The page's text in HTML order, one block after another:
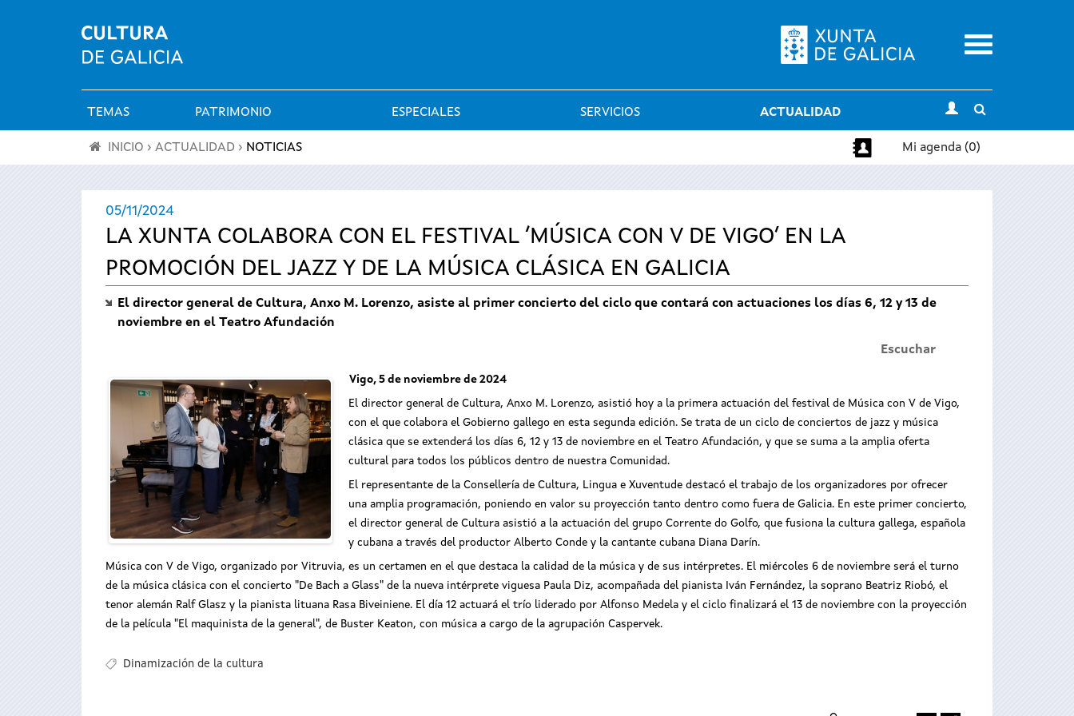
Menu
Menú
principal
TEMAS PATRIMONIO ESPECIALES SERVICIOS ACTUALIDAD
search
encuentra
aquí
INICIO › ACTUALIDAD › NOTICIAS Mi agenda (0)
05/11/2024
LA XUNTA COLABORA CON EL FESTIVAL ‘MÚSICA CON V DE VIGO’ EN LA
PROMOCIÓN DEL JAZZ Y DE LA MÚSICA CLÁSICA EN GALICIA
El director general de Cultura, Anxo M. Lorenzo, asiste al primer concierto del ciclo que contará con actuaciones los días 6, 12 y 13 de
noviembre en el Teatro Afundación
Escuchar
Vigo, 5 de noviembre de 2024
El director general de Cultura, Anxo M. Lorenzo, asistió hoy a la primera actuación del festival de Música con V de Vigo,
con el que colabora el Gobierno gallego en esta segunda edición. Se trata de un ciclo de conciertos de jazz y música
clásica que se extenderá los días 6, 12 y 13 de noviembre en el Teatro Afundación, y que se suma a la amplia oferta
cultural para todos los públicos dentro de nuestra Comunidad.
El representante de la Consellería de Cultura, Lingua e Xuventude destacó el trabajo de los organizadores por ofrecer
una amplia programación, poniendo en valor su proyección tanto dentro como fuera de Galicia. En este primer concierto,
el director general de Cultura asistió a la actuación del grupo Corrente do Golfo, que fusiona la cultura gallega, española
y cubana a través del productor Alberto Conde y la cantante cubana Diana Darín.
Música con V de Vigo, organizado por Vitruvia, es un certamen en el que destaca la calidad de la música y de sus intérpretes. El miércoles 6 de noviembre será el turno
de la música clásica con el concierto "De Bach a Glass" de la nueva intérprete viguesa Paula Diz, acompañada del pianista Iván Fernández, la soprano Beatriz Riobó, el
tenor alemán Ralf Glasz y la pianista lituana Rasa Biveiniene. El día 12 actuará el trío liderado por Alfonso Medela y el ciclo finalizará el 13 de noviembre con la proyección
de la película "El maquinista de la general", de Buster Keaton, con música a cargo de la agrupación Caspervek.
Dinamización de la cultura